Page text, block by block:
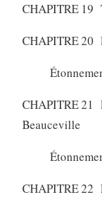
CHAPITRE 19
CHAPITRE 20
CHAPITRE 21
Beauceville
CHAPITRE 22